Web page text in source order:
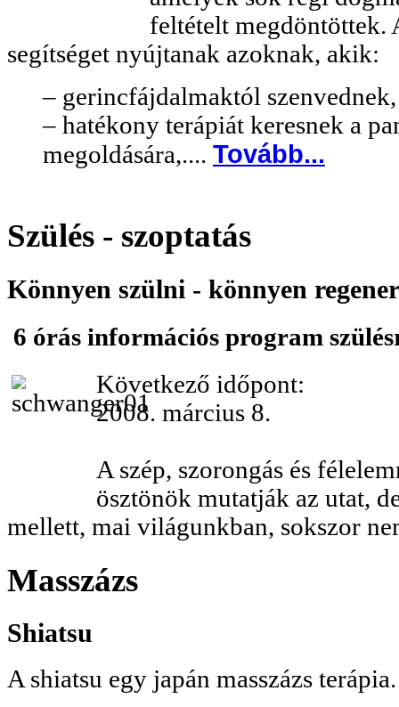
feltételt
segítséget nyújtanak azoknak, akik:
– gerincfájdalmaktól
– hatékony terápiát keresnek a
megoldására,.... Tovább...
Szülés - szoptatás
Könnyen szülni - könnyen
6 órás információs program
Következő időpont:
2008. március 8.
A szép, szorongás és
ösztönök mutatják az utat,
mellett, mai világunkban, sokszor
Masszázs
Shiatsu
A shiatsu egy japán masszázs terápia.